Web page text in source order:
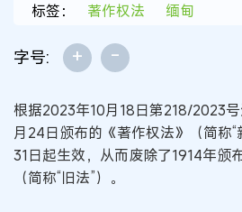
标签：
著作权法 缅甸
字号: + -
根据2023年10月18日第218/2023
月24日颁布的《著作权法》（简称“
31日起生效，从而废除了1914年颁
（简称“旧法”）。